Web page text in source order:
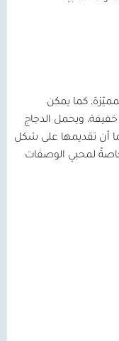
كما يمكن
ويحمل الدجاج
أن تقديمها على شكل
لمحبي الوصفات